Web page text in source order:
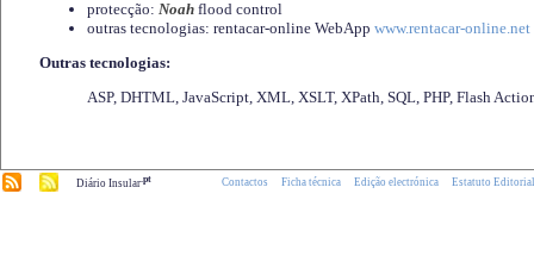
protecção: Noah flood control
outras tecnologias: rentacar-online WebApp www.rentacar-online.net
Outras tecnologias:
ASP, DHTML, JavaScript, XML, XSLT, XPath, SQL, PHP, Flash
Diário Insular.pt Contactos Ficha técnica Edição electrónica Estatuto Editorial